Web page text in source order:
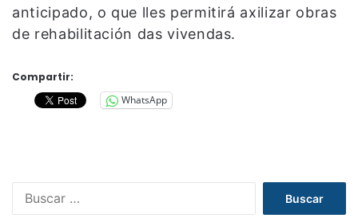
anticipado, o que lles permitirá axilizar obras
de rehabilitación das vivendas.
Compartir:
WhatsApp